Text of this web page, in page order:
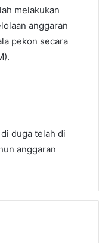
melakukan
anggaran
pekon secara
duga telah di
anggaran